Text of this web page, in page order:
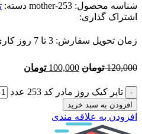
شناسه محصول: mother-253 دسته:
اشتراک گذاری:
زمان تحویل سفارش: 3 تا 7 روز کاری
120,000 تومان 100,000 تومان
تاپر کیک روز مادر کد 253 عدد
افزودن به سبد خرید
افزودن به علاقه مندی